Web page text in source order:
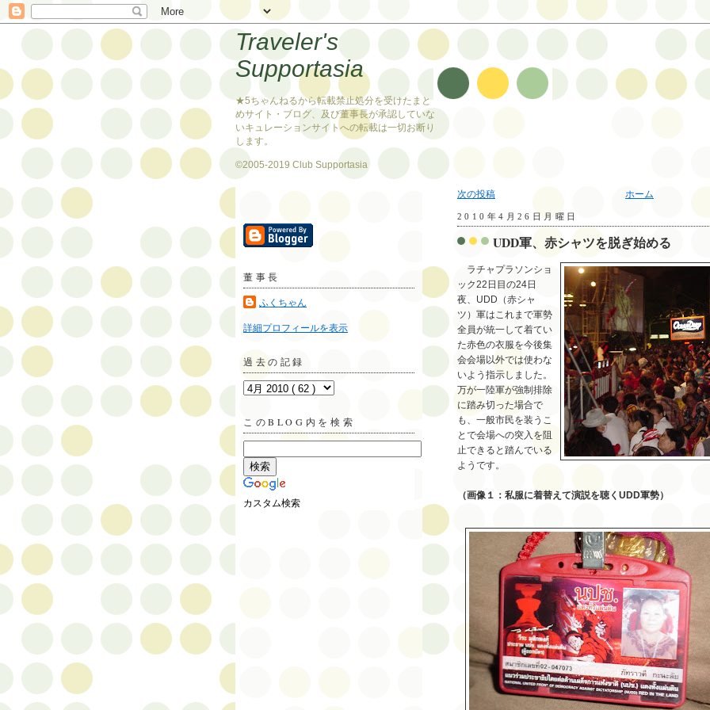
次の投稿 ホーム
2010年4月26日月曜日
UDD軍、赤シャツを脱ぎ始める
ラチャプラソンショ
ック22日目の24日
夜、UDD（赤シャ
ツ）軍はこれまで軍勢
全員が統一して着てい
た赤色の衣服を今後集
会会場以外では使わな
いよう指示しました。
万が一陸軍が強制排除
に踏み切った場合で
も、一般市民を装うこ
とで会場への突入を阻
止できると踏んでいる
ようです。
（画像１：私服に着替えて演説を聴くUDD軍勢）
Traveler's
Supportasia
★5ちゃんねるから転載禁止処分を受けたまと
めサイト・ブログ、及び董事長が承認していな
いキュレーションサイトへの転載は一切お断り
します。
©2005-2019 Club Supportasia
董事長
ふくちゃん
詳細プロフィールを表示
過去の記録
このBLOG内を検索
カスタム検索